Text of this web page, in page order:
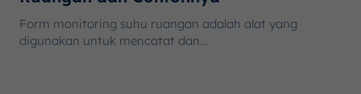
Form monitoring suhu ruangan adalah alat yang
digunakan untuk mencatat dan...